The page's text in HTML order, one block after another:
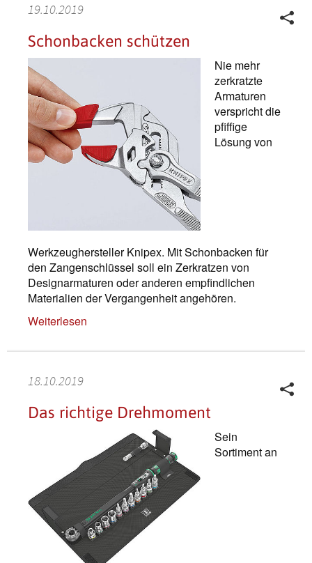
19.10.2019
Schonbacken schützen
Nie mehr
zerkratzte
Armaturen
verspricht die
pfiffige
Lösung von
Werkzeughersteller Knipex. Mit Schonbacken für
den Zangenschlüssel soll ein Zerkratzen von
Designarmaturen oder anderen empfindlichen
Materialien der Vergangenheit angehören.
Weiterlesen
18.10.2019
Das richtige Drehmoment
Sein
Sortiment an